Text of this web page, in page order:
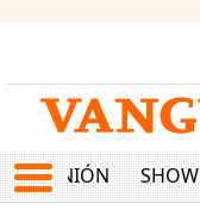
OPINIÓN SHOW